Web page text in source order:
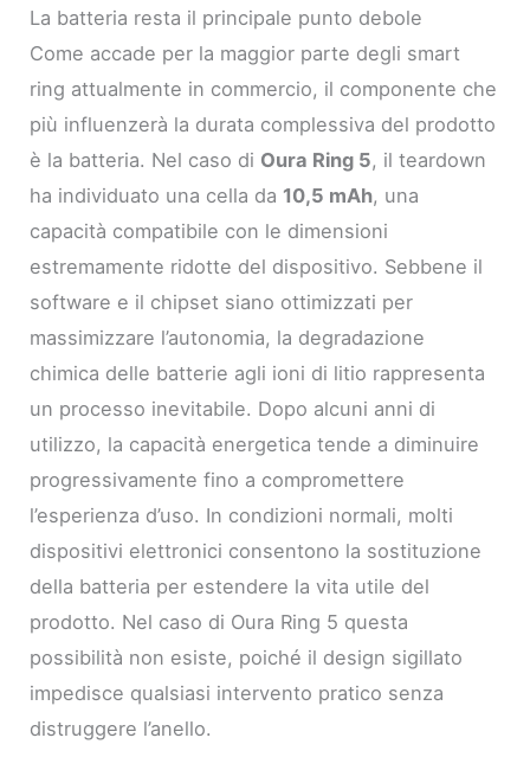
La batteria resta il principale punto debole
Come accade per la maggior parte degli smart
ring attualmente in commercio, il componente che
più influenzerà la durata complessiva del prodotto
è la batteria. Nel caso di Oura Ring 5, il teardown
ha individuato una cella da 10,5 mAh, una
capacità compatibile con le dimensioni
estremamente ridotte del dispositivo. Sebbene il
software e il chipset siano ottimizzati per
massimizzare l’autonomia, la degradazione
chimica delle batterie agli ioni di litio rappresenta
un processo inevitabile. Dopo alcuni anni di
utilizzo, la capacità energetica tende a diminuire
progressivamente fino a compromettere
l’esperienza d’uso. In condizioni normali, molti
dispositivi elettronici consentono la sostituzione
della batteria per estendere la vita utile del
prodotto. Nel caso di Oura Ring 5 questa
possibilità non esiste, poiché il design sigillato
impedisce qualsiasi intervento pratico senza
distruggere l’anello.